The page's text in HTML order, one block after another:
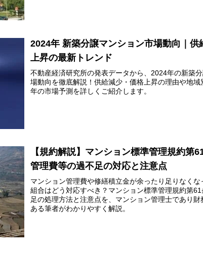
2024年 新築分譲マンション市場動向｜供
上昇の最新トレンド
不動産経済研究所の発表データから、2024年の新築
場動向を徹底解説！供給減少・価格上昇の理由や地
年の市場予測を詳しくご紹介します。
【規約解説】マンション標準管理規約第
管理費等の過不足の対応と注意点
マンション管理費や修繕積立金が余ったり足りなくな
組合はどう対応すべき？マンション標準管理規約第
足の処理方法と注意点を、マンション管理士であり財
ある筆者がわかりやすく解説。